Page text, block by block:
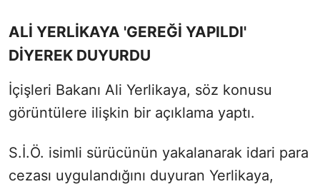
ALİ YERLİKAYA 'GEREĞİ YAPILDI'
DİYEREK DUYURDU
İçişleri Bakanı Ali Yerlikaya, söz konusu
görüntülere ilişkin bir açıklama yaptı.
S.İ.Ö. isimli sürücünün yakalanarak idari para
cezası uygulandığını duyuran Yerlikaya,